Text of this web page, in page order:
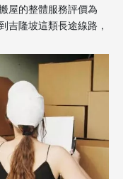
屋的整體服務評價為
吉隆坡這類長途線路，